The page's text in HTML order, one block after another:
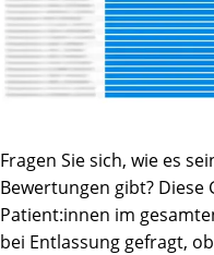
Fragen Sie sich, wie es
Bewertungen gibt? Diese
Patient:innen im
bei Entlassung gefragt,